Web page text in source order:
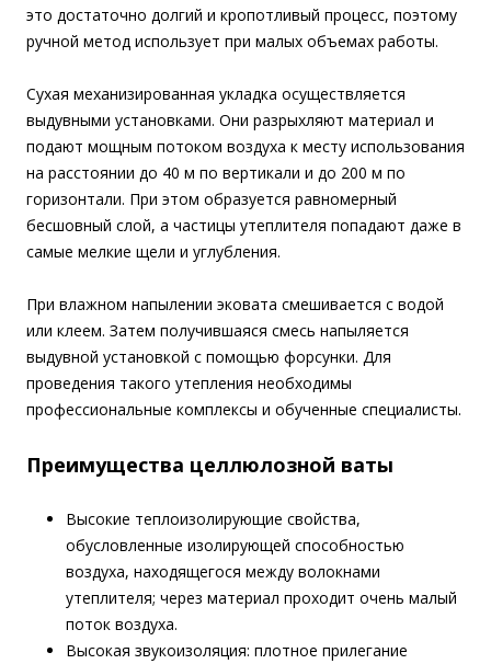
это достаточно долгий и кропотливый процесс, поэтому
ручной метод использует при малых объемах работы.
Сухая механизированная укладка осуществляется
выдувными установками. Они разрыхляют материал и
подают мощным потоком воздуха к месту использования
на расстоянии до 40 м по вертикали и до 200 м по
горизонтали. При этом образуется равномерный
бесшовный слой, а частицы утеплителя попадают даже в
самые мелкие щели и углубления.
При влажном напылении эковата смешивается с водой
или клеем. Затем получившаяся смесь напыляется
выдувной установкой с помощью форсунки. Для
проведения такого утепления необходимы
профессиональные комплексы и обученные специалисты.
Преимущества целлюлозной ваты
Высокие теплоизолирующие свойства,
обусловленные изолирующей способностью
воздуха, находящегося между волокнами
утеплителя; через материал проходит очень малый
поток воздуха.
Высокая звукоизоляция: плотное прилегание